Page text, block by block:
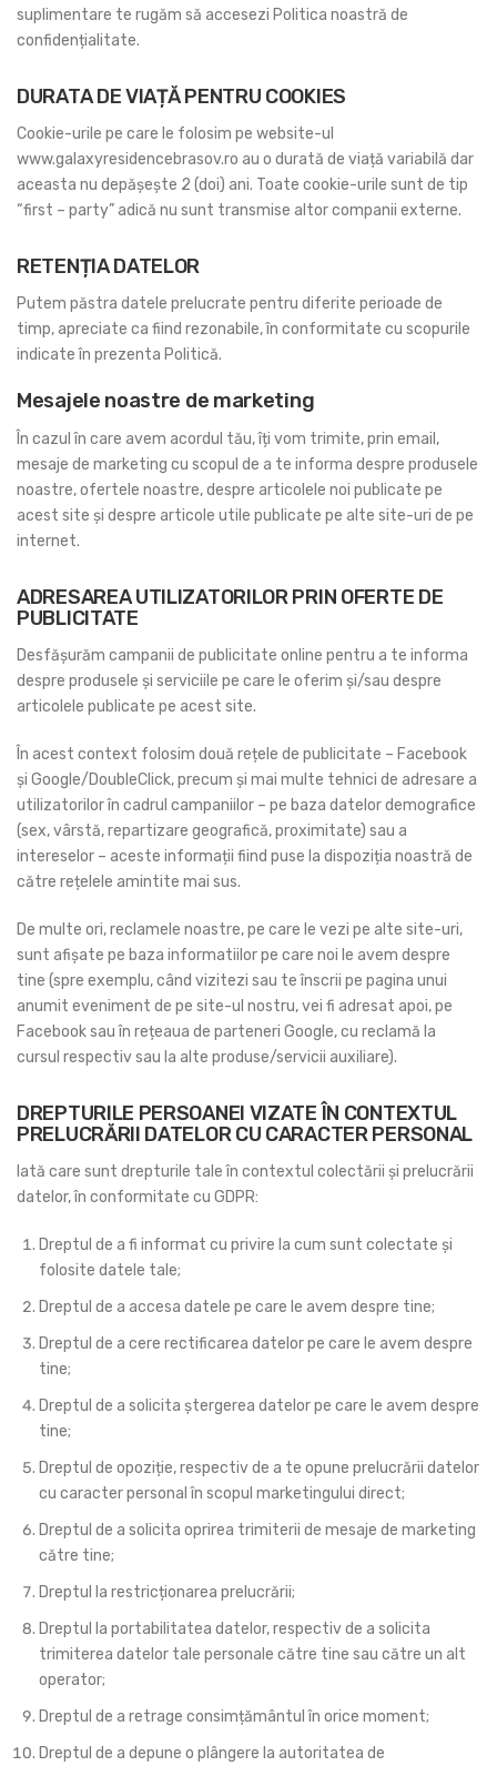
suplimentare te rugăm să accesezi Politica noastră de
confidențialitate.
DURATA DE VIAȚĂ PENTRU COOKIES
Cookie-urile pe care le folosim pe website-ul
www.galaxyresidencebrasov.ro au o durată de viață variabilă dar
aceasta nu depășește 2 (doi) ani. Toate cookie-urile sunt de tip
“first – party” adică nu sunt transmise altor companii externe.
RETENȚIA DATELOR
Putem păstra datele prelucrate pentru diferite perioade de
timp, apreciate ca fiind rezonabile, în conformitate cu scopurile
indicate în prezenta Politică.
Mesajele noastre de marketing
În cazul în care avem acordul tău, îți vom trimite, prin email,
mesaje de marketing cu scopul de a te informa despre produsele
noastre, ofertele noastre, despre articolele noi publicate pe
acest site și despre articole utile publicate pe alte site-uri de pe
internet.
ADRESAREA UTILIZATORILOR PRIN OFERTE DE
PUBLICITATE
Desfășurăm campanii de publicitate online pentru a te informa
despre produsele și serviciile pe care le oferim și/sau despre
articolele publicate pe acest site.
În acest context folosim două rețele de publicitate – Facebook
și Google/DoubleClick, precum și mai multe tehnici de adresare a
utilizatorilor în cadrul campaniilor – pe baza datelor demografice
(sex, vârstă, repartizare geografică, proximitate) sau a
intereselor – aceste informații fiind puse la dispoziția noastră de
către rețelele amintite mai sus.
De multe ori, reclamele noastre, pe care le vezi pe alte site-uri,
sunt afișate pe baza informatiilor pe care noi le avem despre
tine (spre exemplu, când vizitezi sau te înscrii pe pagina unui
anumit eveniment de pe site-ul nostru, vei fi adresat apoi, pe
Facebook sau în rețeaua de parteneri Google, cu reclamă la
cursul respectiv sau la alte produse/servicii auxiliare).
DREPTURILE PERSOANEI VIZATE ÎN CONTEXTUL
PRELUCRĂRII DATELOR CU CARACTER PERSONAL
Iată care sunt drepturile tale în contextul colectării și prelucrării
datelor, în conformitate cu GDPR:
Dreptul de a fi informat cu privire la cum sunt colectate și
folosite datele tale;
Dreptul de a accesa datele pe care le avem despre tine;
Dreptul de a cere rectificarea datelor pe care le avem despre
tine;
Dreptul de a solicita ștergerea datelor pe care le avem despre
tine;
Dreptul de opoziție, respectiv de a te opune prelucrării datelor
cu caracter personal în scopul marketingului direct;
Dreptul de a solicita oprirea trimiterii de mesaje de marketing
către tine;
Dreptul la restricționarea prelucrării;
Dreptul la portabilitatea datelor, respectiv de a solicita
trimiterea datelor tale personale către tine sau către un alt
operator;
Dreptul de a retrage consimțământul în orice moment;
Dreptul de a depune o plângere la autoritatea de